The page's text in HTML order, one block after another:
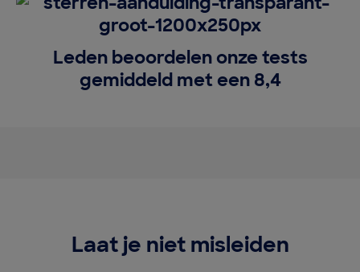
Leden beoordelen onze tests
gemiddeld met een 8,4
Laat je niet misleiden